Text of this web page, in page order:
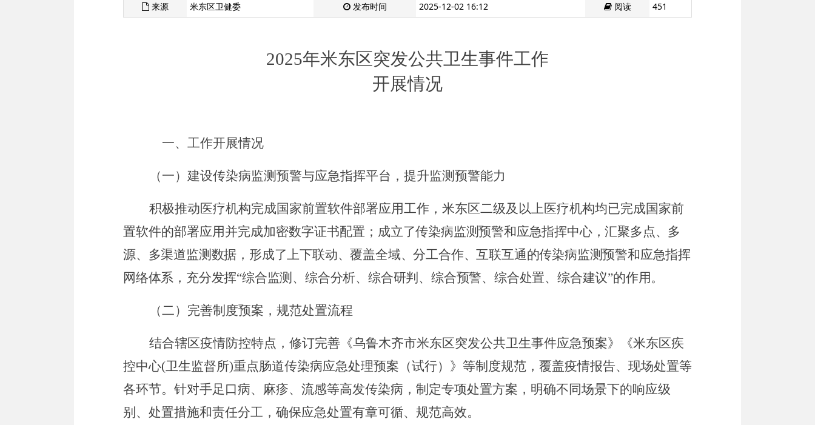
来源 米东区卫健委 发布时间 2025-12-02 16:12 阅读 451
2025年米东区突发公共卫生事件工作
开展情况
一、 工作开展情况
（一） 建设传染病监测预警与应急指挥平台，提升监测预警能力
积极推动医疗机构完成国家前置软件部署应用工作，米东区二级及以上医疗机构均已完成国家前
置软件的部署应用并完成加密数字证书配置； 成立了传染病监测预警和应急指挥中心，汇聚多点、多
源、多渠道监测数据，形成了上下联动、覆盖全域、分工合作、互联互通的传染病监测预警和应急指挥
网络体系，充分发挥“综合监测、综合分析、综合研判、综合预警、综合处置、综合建议”的作用。
（二）完善制度预案，规范处置流程
结合辖区疫情防控特点，修订完善《乌鲁木齐市米东区突发公共卫生事件应急预案》《米东区疾
控中心(卫生监督所)重点肠道传染病应急处理预案（试行）》等制度规范，覆盖疫情报告、现场处置等
各环节。针对手足口病、麻疹、流感等高发传染病，制定专项处置方案，明确不同场景下的响应级
别、处置措施和责任分工，确保应急处置有章可循、规范高效。